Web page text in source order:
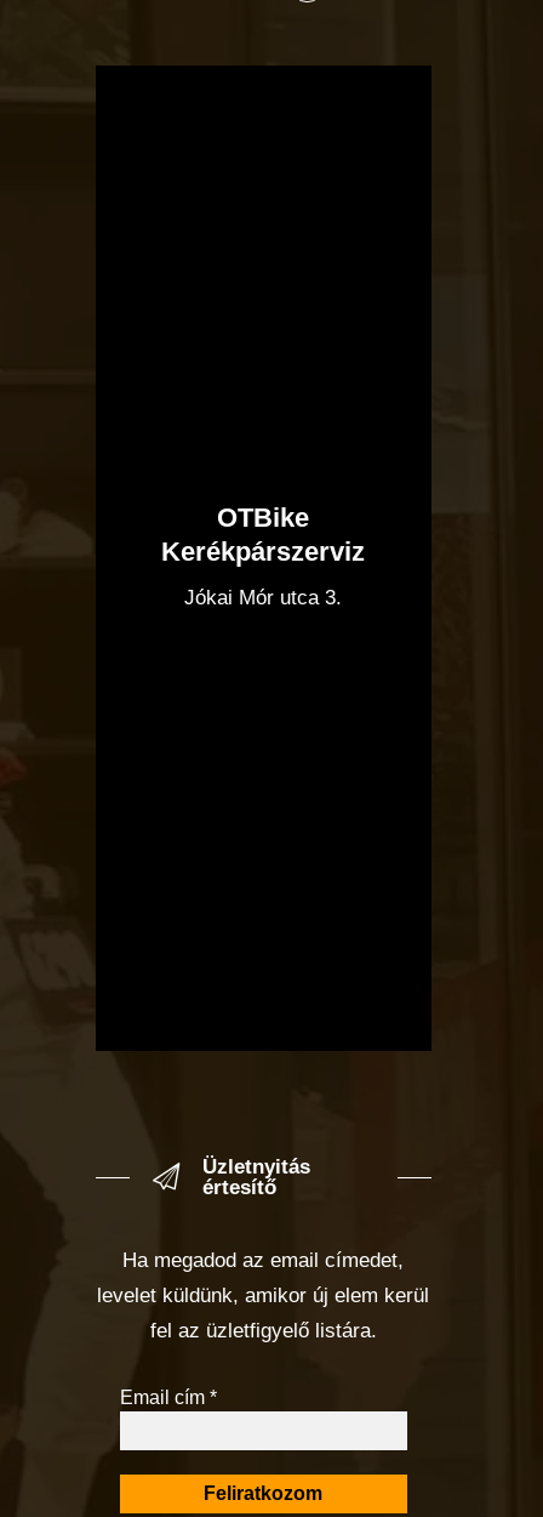
OTBike
Kerékpárszerviz
Jókai Mór utca 3.
Üzletnyitás
értesítő
Ha megadod az email címedet,
levelet küldünk, amikor új elem kerül
fel az üzletfigyelő listára.
Email cím *